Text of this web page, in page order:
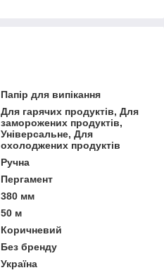
Папір для випікання
Для гарячих продуктів, Для
заморожених продуктів,
Універсальне, Для
охолоджених продуктів
Ручна
Пергамент
380 мм
50 м
Коричневий
Без бренду
Україна